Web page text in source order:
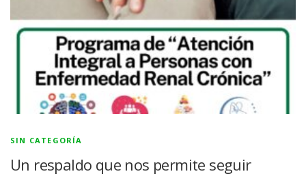
SIN CATEGORÍA
Un respaldo que nos permite seguir